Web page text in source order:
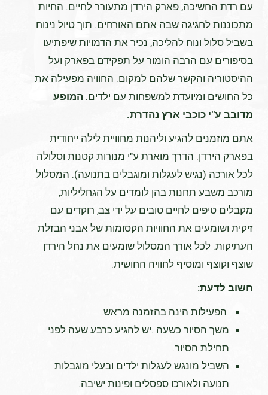
עם רדת החשיכה, פארק הירדן מתעורר לחיים. החיות
מתכוננות לחגיגה שבה אתם האורחים. תוך טיול נינוח
בשביל סלול ונוח להליכה, נכיר את הדמויות שיפתיעו
בסיפורים עם הרבה הומור על תפקידם בפארק ועל
ההיסטוריה והקשר שלהם למקום. החוויה מפעילה את
כל החושים ומיועדת למשפחות עם ילדים. המופע
מדובב ע"י כוכבי ארץ נהדרת.
אתם מוזמנים להגיע וליהנות מחוויית לילה ייחודית
בפארק הירדן. הדרך מוארת ע"י מנורות קטנות וסלולה
לכל אורכה (נגיש לעגלות ומוגבלים בתנועה). המסלול
מורכב משבע תחנות בהן לומדים על הגחליליות,
מקבלים טיפים לחיים טובים על ידי צב, רוקדים עם
זיקית ושומעים את החוויות הקסומות של אבני הבזלת
העתיקות. לכל אורך המסלול שומעים את נחל הירדן
שוצף וקוצף ומוסיף לחוויה החושית.
חשוב לדעת:
הפעילות הינה בהזמנה מראש.
משך הסיור כשעה .יש להגיע כרבע שעה לפני
תחילת הסיור.
השביל מונגש לעגלות ילדים ובעלי מוגבלות
תנועה ולאורכו ספסלים ופינות ישיבה.